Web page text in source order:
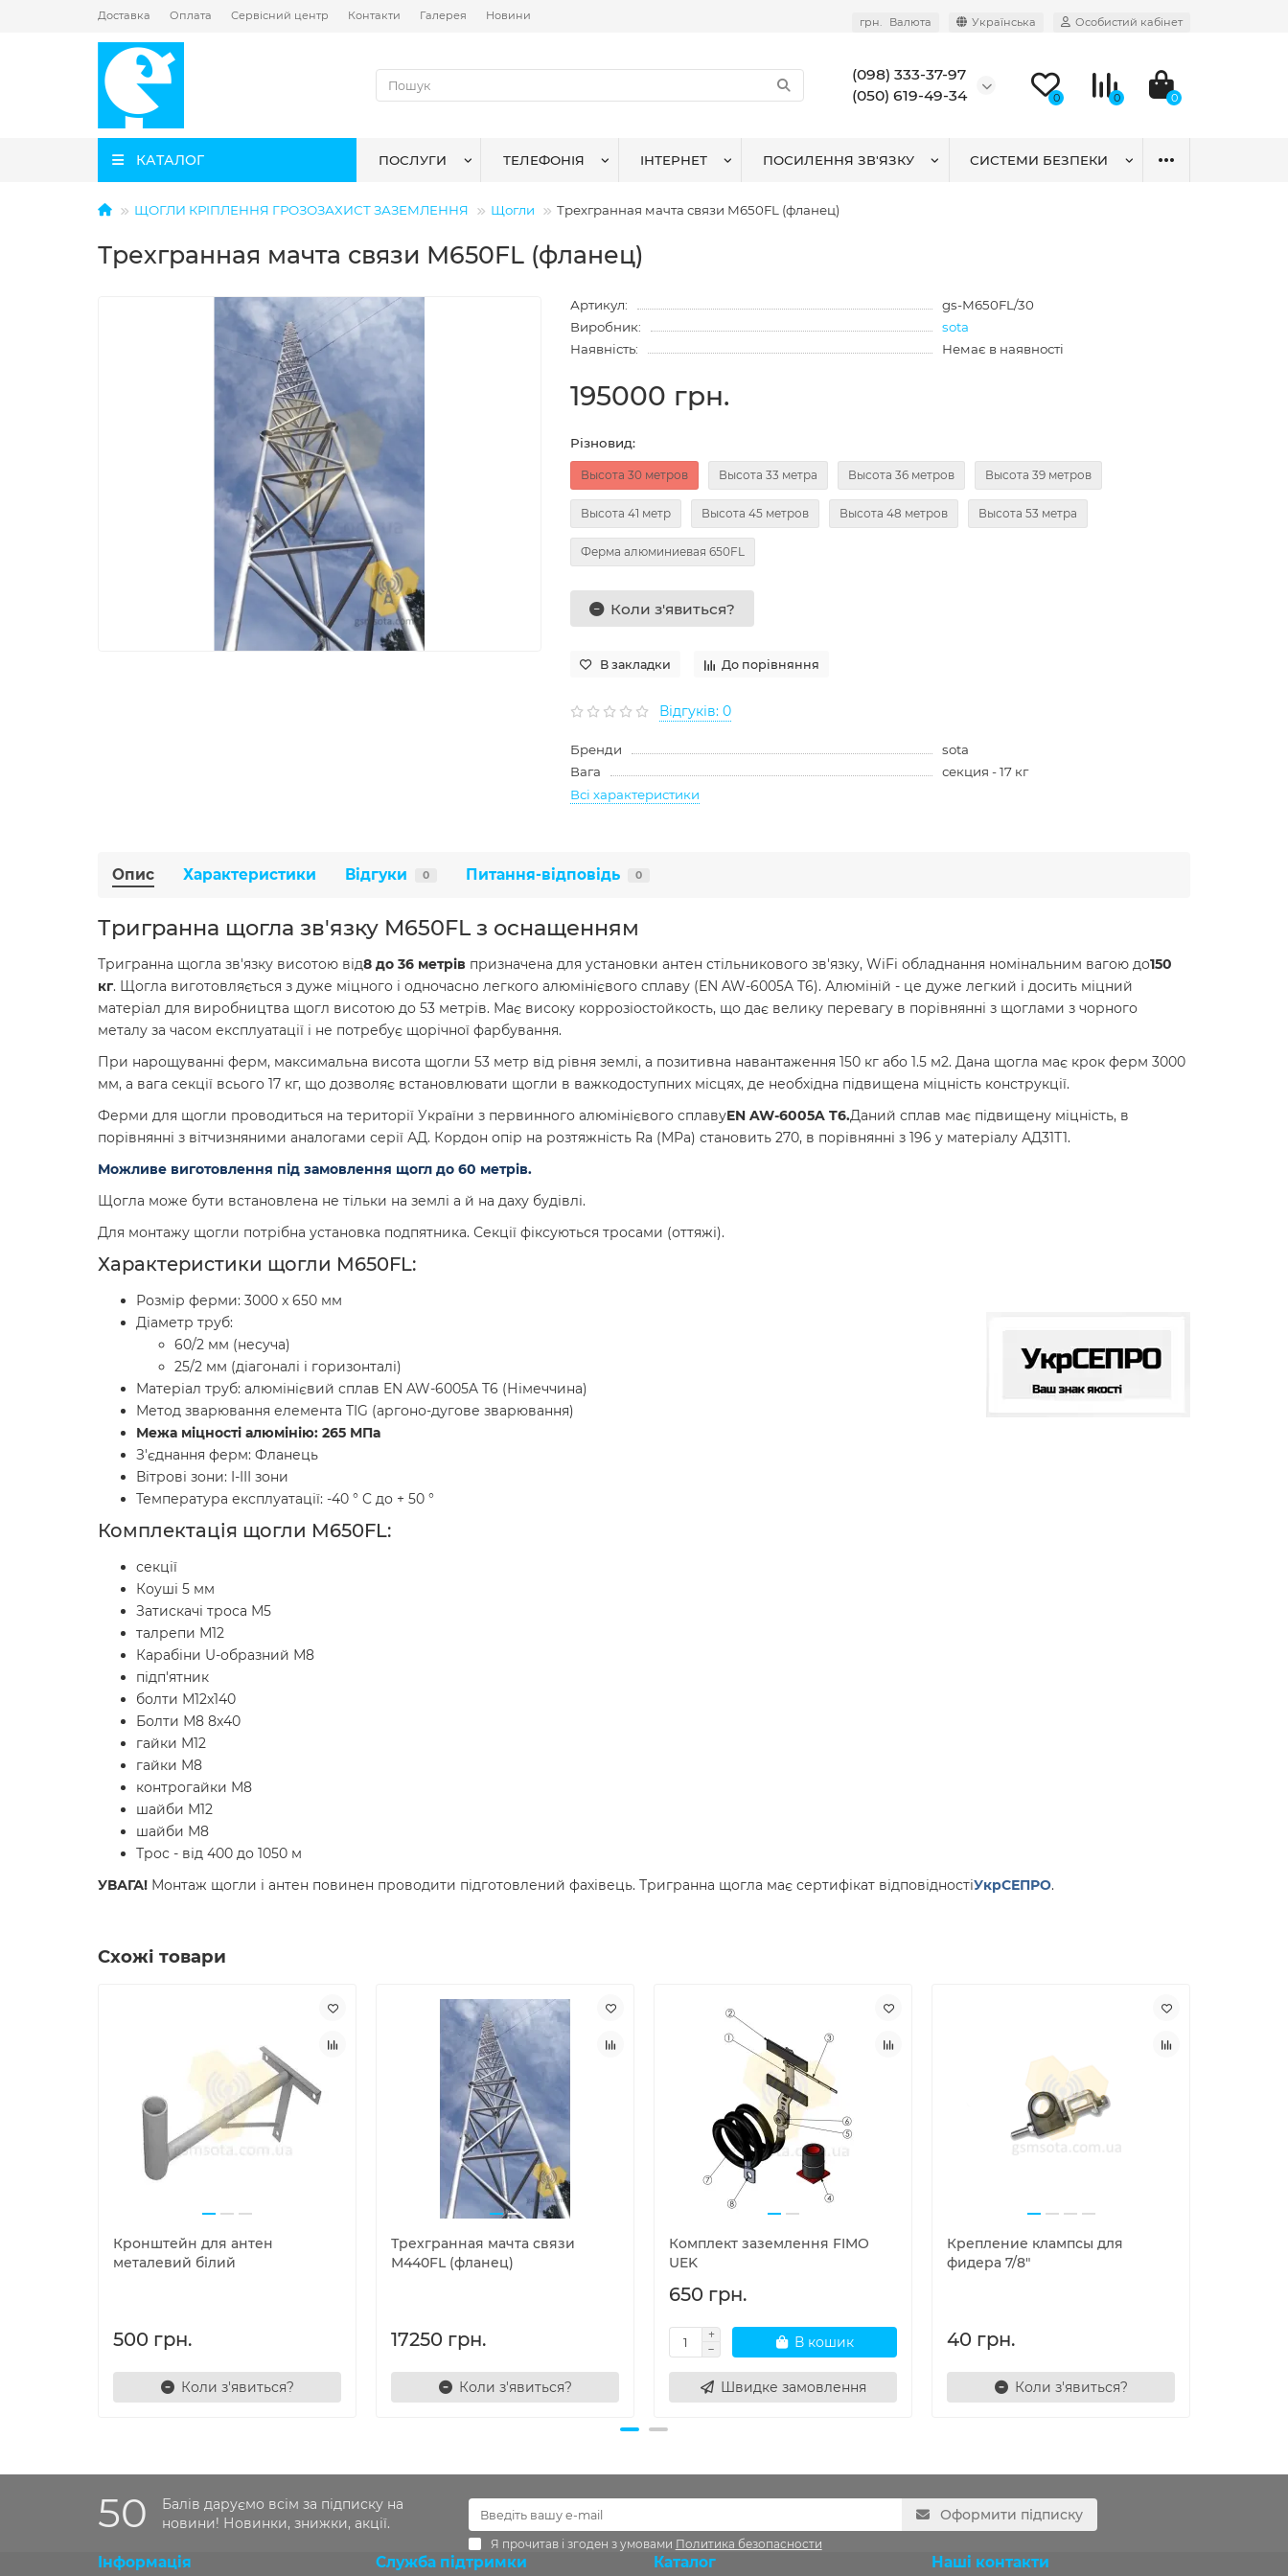
Доставка Оплата Сервісний центр Контакти Галерея Новини грн. Валюта Українська Особистий кабінет
(098) 333-37-97
(050) 619-49-34
0 0 0
КАТАЛОГ ПОСЛУГИ ТЕЛЕФОНІЯ ІНТЕРНЕТ ПОСИЛЕННЯ ЗВ'ЯЗКУ СИСТЕМИ БЕЗПЕКИ
ЩОГЛИ КРІПЛЕННЯ ГРОЗОЗАХИСТ ЗАЗЕМЛЕННЯ Щогли Трехгранная мачта связи М650FL (фланец)
Трехгранная мачта связи М650FL (фланец)
Артикул:
gs-М650FL/30
Виробник:
sota
Наявність:
Немає в наявності
195000 грн.
Різновид:
Высота 30 метров Высота 33 метра Высота 36 метров Высота 39 метров
Высота 41 метр Высота 45 метров Высота 48 метров Высота 53 метра
Ферма алюминиевая 650FL
Коли з'явиться?
В закладки До порівняння
Відгуків: 0
Бренди
sota
Вага
секция - 17 кг
Всі характеристики
Опис Характеристики Відгуки 0 Питання-відповідь 0
Тригранна щогла зв'язку M650FL з оснащенням
Тригранна щогла зв'язку висотою від8 до 36 метрів призначена для установки антен стільникового зв'язку, WiFi обладнання номінальним вагою до150
кг. Щогла виготовляється з дуже міцного і одночасно легкого алюмінієвого сплаву (EN AW-6005A T6). Алюміній - це дуже легкий і досить міцний
матеріал для виробництва щогл висотою до 53 метрів. Має високу коррозіостойкость, що дає велику перевагу в порівнянні з щоглами з чорного
металу за часом експлуатації і не потребує щорічної фарбування.
При нарощуванні ферм, максимальна висота щогли 53 метр від рівня землі, а позитивна навантаження 150 кг або 1.5 м2. Дана щогла має крок ферм 3000
мм, а вага секції всього 17 кг, що дозволяє встановлювати щогли в важкодоступних місцях, де необхідна підвищена міцність конструкції.
Ферми для щогли проводиться на території України з первинного алюмінієвого сплавуEN AW-6005A T6.Даний сплав має підвищену міцність, в
порівнянні з вітчизняними аналогами серії АД. Кордон опір на розтяжність Ra (MPa) становить 270, в порівнянні з 196 у матеріалу АД31Т1.
Можливе виготовлення під замовлення щогл до 60 метрів.
Щогла може бути встановлена не тільки на землі а й на даху будівлі.
Для монтажу щогли потрібна установка подпятника. Секції фіксуються тросами (оттяжі).
Характеристики щогли M650FL:
Розмір ферми: 3000 x 650 мм
Діаметр труб:
60/2 мм (несуча)
25/2 мм (діагоналі і горизонталі)
Матеріал труб: алюмінієвий сплав EN AW-6005A T6 (Німеччина)
Метод зварювання елемента TIG (аргоно-дугове зварювання)
Межа міцності алюмінію: 265 МПа
З'єднання ферм: Фланець
Вітрові зони: I-III зони
Температура експлуатації: -40 ° C до + 50 °
Комплектація щогли M650FL:
секції
Коуші 5 мм
Затискачі троса М5
талрепи М12
Карабіни U-образний М8
підп'ятник
болти М12x140
Болти М8 8x40
гайки М12
гайки М8
контрогайки М8
шайби М12
шайби М8
Трос - від 400 до 1050 м
УВАГА! Монтаж щогли і антен повинен проводити підготовлений фахівець. Тригранна щогла має сертифікат відповідностіУкрСЕПРО.
Схожі товари
Кронштейн для антен
металевий білий
500 грн.
Коли з'явиться?
Трехгранная мачта связи
М440FL (фланец)
17250 грн.
Коли з'явиться?
Комплект заземлення FIMO
UEK
650 грн.
В кошик
Швидке замовлення
Крепление клампсы для
фидера 7/8"
40 грн.
Коли з'явиться?
50
Балів даруємо всім за підписку на
новини! Новинки, знижки, акції.
Оформити підписку
Я прочитав і згоден з умовами Политика безопасности
Інформація Служба підтримки Каталог Наші контакти